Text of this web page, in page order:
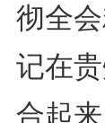
彻全
记在
合起